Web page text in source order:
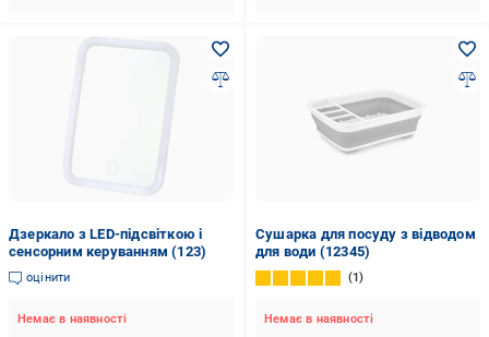
Дзеркало з LED-підсвіткою і
сенсорним керуванням (123)
оцінити
Немає в наявності
Сушарка для посуду з відводом
для води (12345)
1
Немає в наявності